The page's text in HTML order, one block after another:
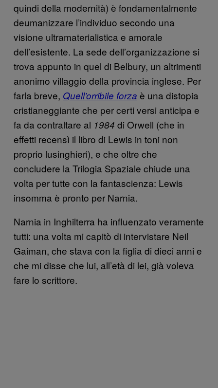
quindi della modernità) è fondamentalmente
deumanizzare l’individuo secondo una
visione ultramaterialistica e amorale
dell’esistente. La sede dell’organizzazione si
trova appunto in quel di Belbury, un altrimenti
anonimo villaggio della provincia inglese. Per
farla breve, Quell’orribile forza è una distopia
cristianeggiante che per certi versi anticipa e
fa da contraltare al 1984 di Orwell (che in
effetti recensì il libro di Lewis in toni non
proprio lusinghieri), e che oltre che
concludere la Trilogia Spaziale chiude una
volta per tutte con la fantascienza: Lewis
insomma è pronto per Narnia.
Narnia in Inghilterra ha influenzato veramente
tutti: una volta mi capitò di intervistare Neil
Gaiman, che stava con la figlia di dieci anni e
che mi disse che lui, all’età di lei, già voleva
fare lo scrittore.